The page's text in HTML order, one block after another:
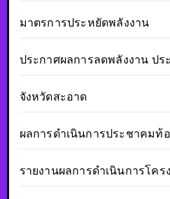
มาตรการประหยัดพลังงาน
ประกาศผลการลดพลังงาน ปร
จังหวัดสะอาด
ผลการดำเนินการประชาคมท้
รายงานผลการดำเนินการโค